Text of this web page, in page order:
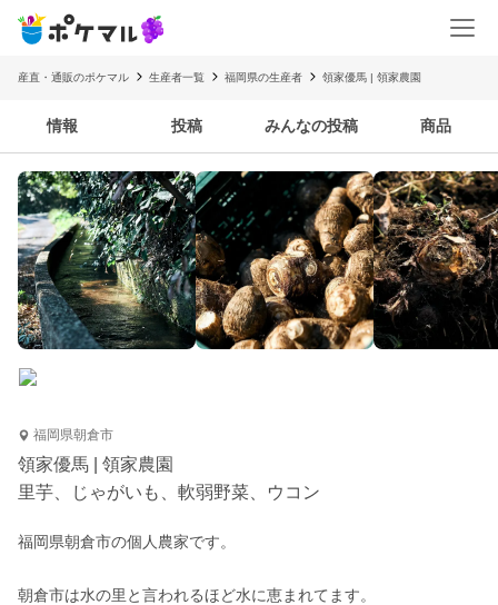
産直・通販のポケマル 生産者一覧 福岡県の生産者 領家優馬 | 領家農園
情報 投稿 みんなの投稿 商品
福岡県朝倉市
領家優馬 | 領家農園
里芋、じゃがいも、軟弱野菜、ウコン
福岡県朝倉市の個人農家です。
朝倉市は水の里と言われるほど水に恵まれてます。